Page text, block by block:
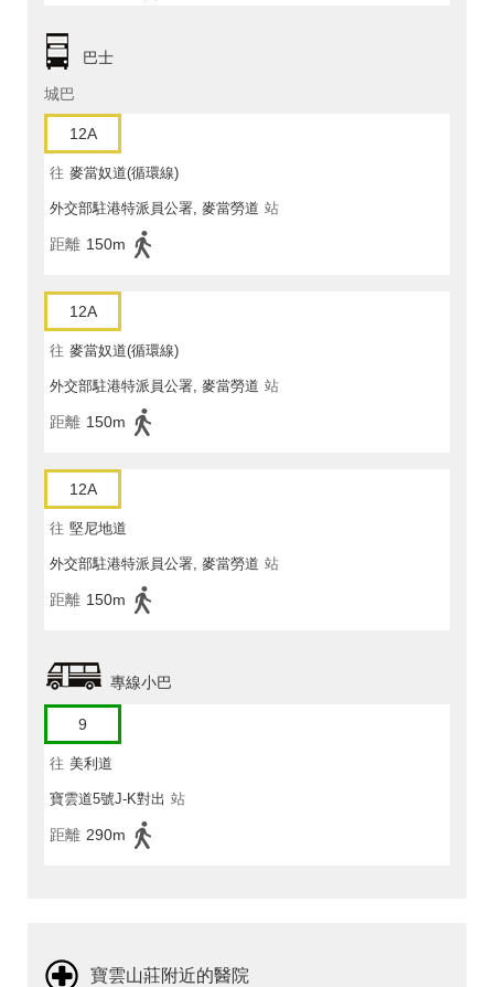
巴士
城巴
12A
往 麥當奴道(循環線)
外交部駐港特派員公署, 麥當勞道 站
距離 150m
12A
往 麥當奴道(循環線)
外交部駐港特派員公署, 麥當勞道 站
距離 150m
12A
往 堅尼地道
外交部駐港特派員公署, 麥當勞道 站
距離 150m
專線小巴
9
往 美利道
寶雲道5號J-K對出 站
距離 290m
寶雲山莊附近的醫院